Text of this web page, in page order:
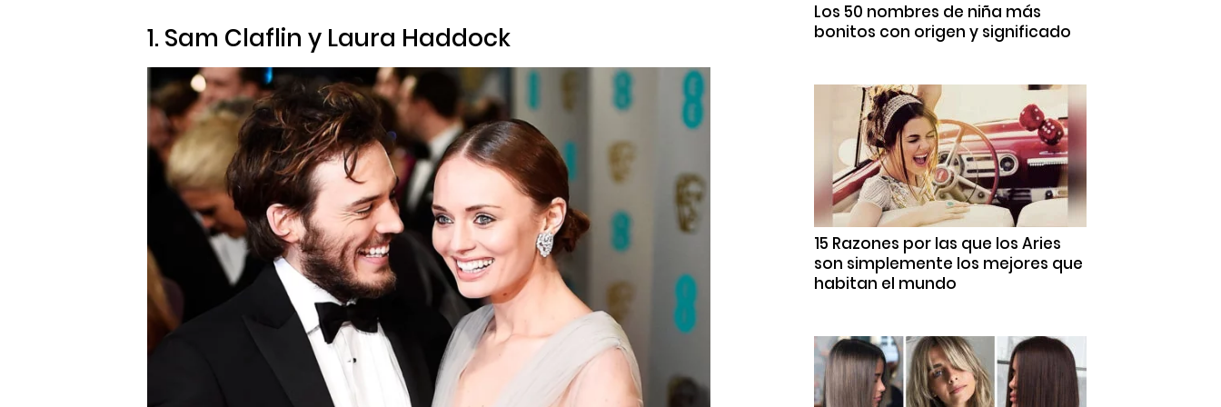
1. Sam Claflin y Laura Haddock
Los 50 nombres de niña más
bonitos con origen y significado
15 Razones por las que los Aries
son simplemente los mejores que
habitan el mundo